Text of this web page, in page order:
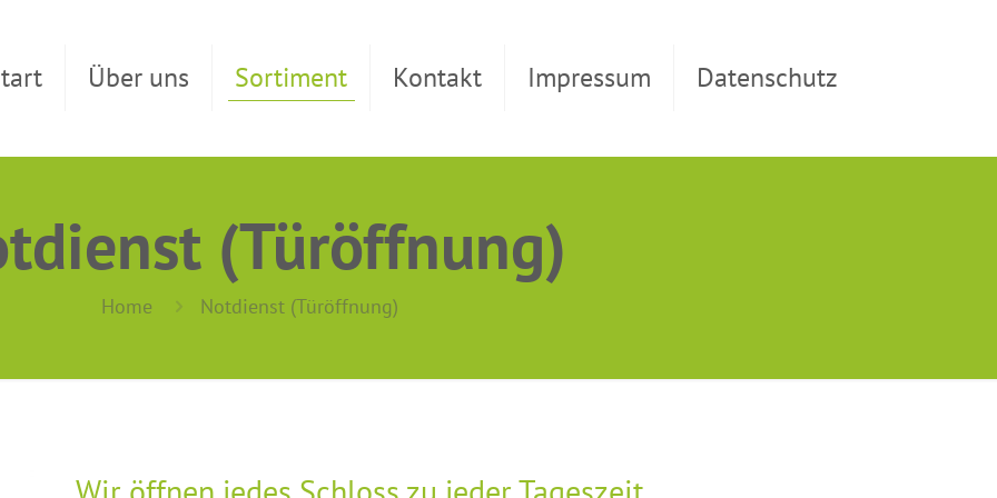
Über uns Sortiment Kontakt Impressum Datenschutz
(Türöffnung)
Home Notdienst (Türöffnung)